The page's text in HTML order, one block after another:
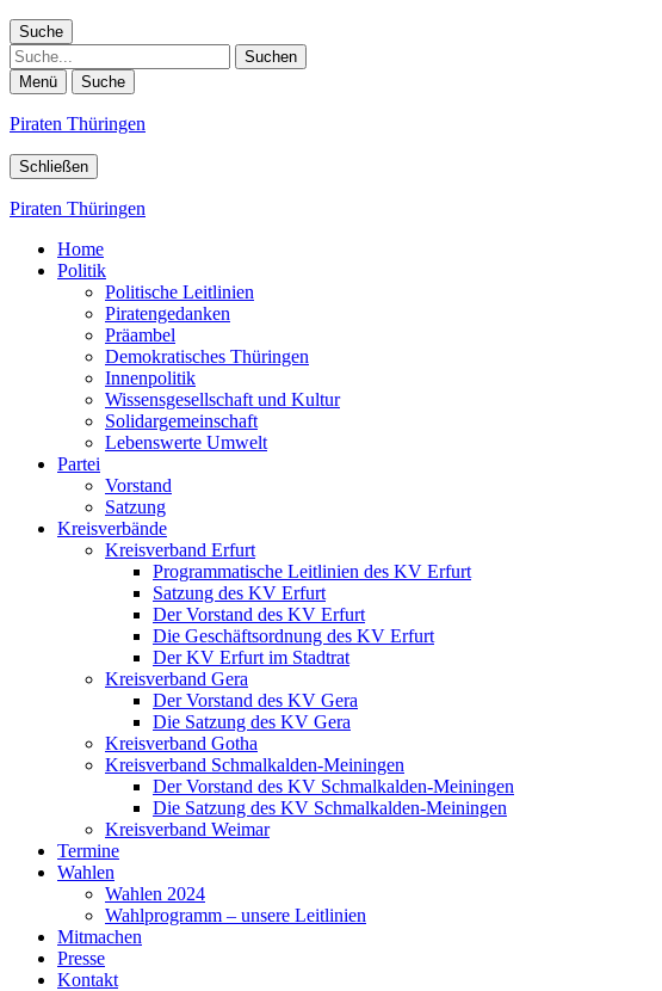
Suche
Suche
Menü Suche
Piraten Thüringen
Schließen
Piraten Thüringen
Home
Politik
Politische Leitlinien
Piratengedanken
Präambel
Demokratisches Thüringen
Innenpolitik
Wissensgesellschaft und Kultur
Solidargemeinschaft
Lebenswerte Umwelt
Partei
Vorstand
Satzung
Kreisverbände
Kreisverband Erfurt
Programmatische Leitlinien des KV Erfurt
Satzung des KV Erfurt
Der Vorstand des KV Erfurt
Die Geschäftsordnung des KV Erfurt
Der KV Erfurt im Stadtrat
Kreisverband Gera
Der Vorstand des KV Gera
Die Satzung des KV Gera
Kreisverband Gotha
Kreisverband Schmalkalden-Meiningen
Der Vorstand des KV Schmalkalden-Meiningen
Die Satzung des KV Schmalkalden-Meiningen
Kreisverband Weimar
Termine
Wahlen
Wahlen 2024
Wahlprogramm – unsere Leitlinien
Mitmachen
Presse
Kontakt